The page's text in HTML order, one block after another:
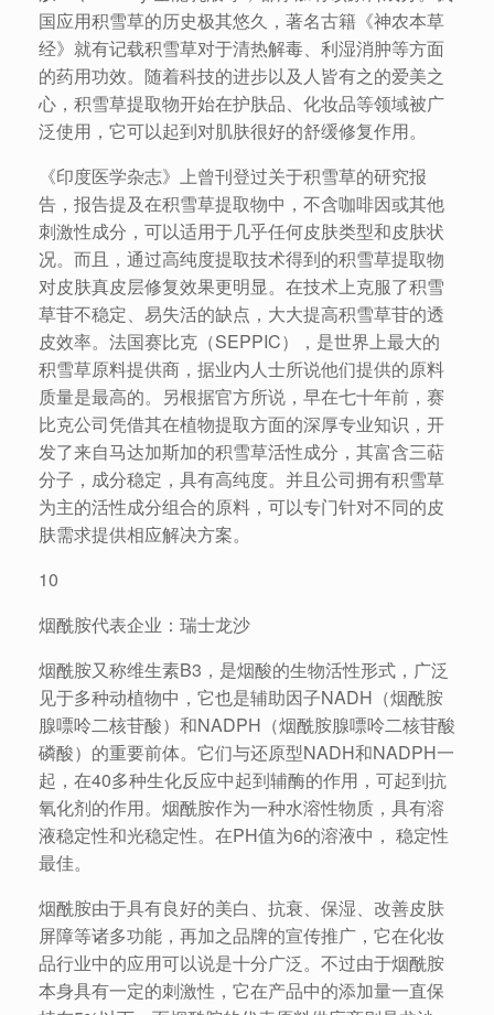
国应用积雪草的历史极其悠久，著名古籍《神农本草
经》就有记载积雪草对于清热解毒、利湿消肿等方面
的药用功效。随着科技的进步以及人皆有之的爱美之
心，积雪草提取物开始在护肤品、化妆品等领域被广
泛使用，它可以起到对肌肤很好的舒缓修复作用。
《印度医学杂志》上曾刊登过关于积雪草的研究报
告，报告提及在积雪草提取物中，不含咖啡因或其他
刺激性成分，可以适用于几乎任何皮肤类型和皮肤状
况。而且，通过高纯度提取技术得到的积雪草提取物
对皮肤真皮层修复效果更明显。在技术上克服了积雪
草苷不稳定、易失活的缺点，大大提高积雪草苷的透
皮效率。法国赛比克（SEPPIC），是世界上最大的
积雪草原料提供商，据业内人士所说他们提供的原料
质量是最高的。另根据官方所说，早在七十年前，赛
比克公司凭借其在植物提取方面的深厚专业知识，开
发了来自马达加斯加的积雪草活性成分，其富含三萜
分子，成分稳定，具有高纯度。并且公司拥有积雪草
为主的活性成分组合的原料，可以专门针对不同的皮
肤需求提供相应解决方案。
10
烟酰胺代表企业：瑞士龙沙
烟酰胺又称维生素B3，是烟酸的生物活性形式，广泛
见于多种动植物中，它也是辅助因子NADH（烟酰胺
腺嘌呤二核苷酸）和NADPH（烟酰胺腺嘌呤二核苷酸
磷酸）的重要前体。它们与还原型NADH和NADPH一
起，在40多种生化反应中起到辅酶的作用，可起到抗
氧化剂的作用。烟酰胺作为一种水溶性物质，具有溶
液稳定性和光稳定性。在PH值为6的溶液中， 稳定性
最佳。
烟酰胺由于具有良好的美白、抗衰、保湿、改善皮肤
屏障等诸多功能，再加之品牌的宣传推广，它在化妆
品行业中的应用可以说是十分广泛。不过由于烟酰胺
本身具有一定的刺激性，它在产品中的添加量一直保